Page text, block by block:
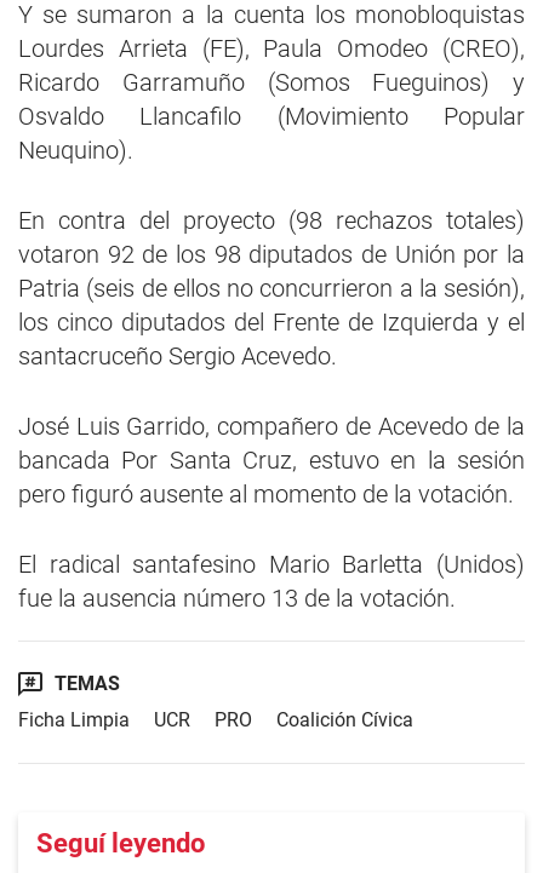
Y se sumaron a la cuenta los monobloquistas
Lourdes Arrieta (FE), Paula Omodeo (CREO),
Ricardo Garramuño (Somos Fueguinos) y
Osvaldo Llancafilo (Movimiento Popular
Neuquino).
En contra del proyecto (98 rechazos totales)
votaron 92 de los 98 diputados de Unión por la
Patria (seis de ellos no concurrieron a la sesión),
los cinco diputados del Frente de Izquierda y el
santacruceño Sergio Acevedo.
José Luis Garrido, compañero de Acevedo de la
bancada Por Santa Cruz, estuvo en la sesión
pero figuró ausente al momento de la votación.
El radical santafesino Mario Barletta (Unidos)
fue la ausencia número 13 de la votación.
TEMAS
Ficha Limpia
UCR PRO Coalición Cívica
Seguí leyendo